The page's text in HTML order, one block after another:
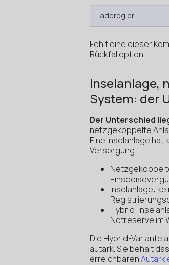
Laderegler
Fehlt eine dieser
Rückfalloption.
Inselanlage,
System: der
Der Unterschied
netzgekoppelte
Eine Inselanlage hat
Versorgung.
Inselanlage:
Hybrid-
Notreserve im
Die Hybrid-Variante
autark. Sie behält
erreichbaren